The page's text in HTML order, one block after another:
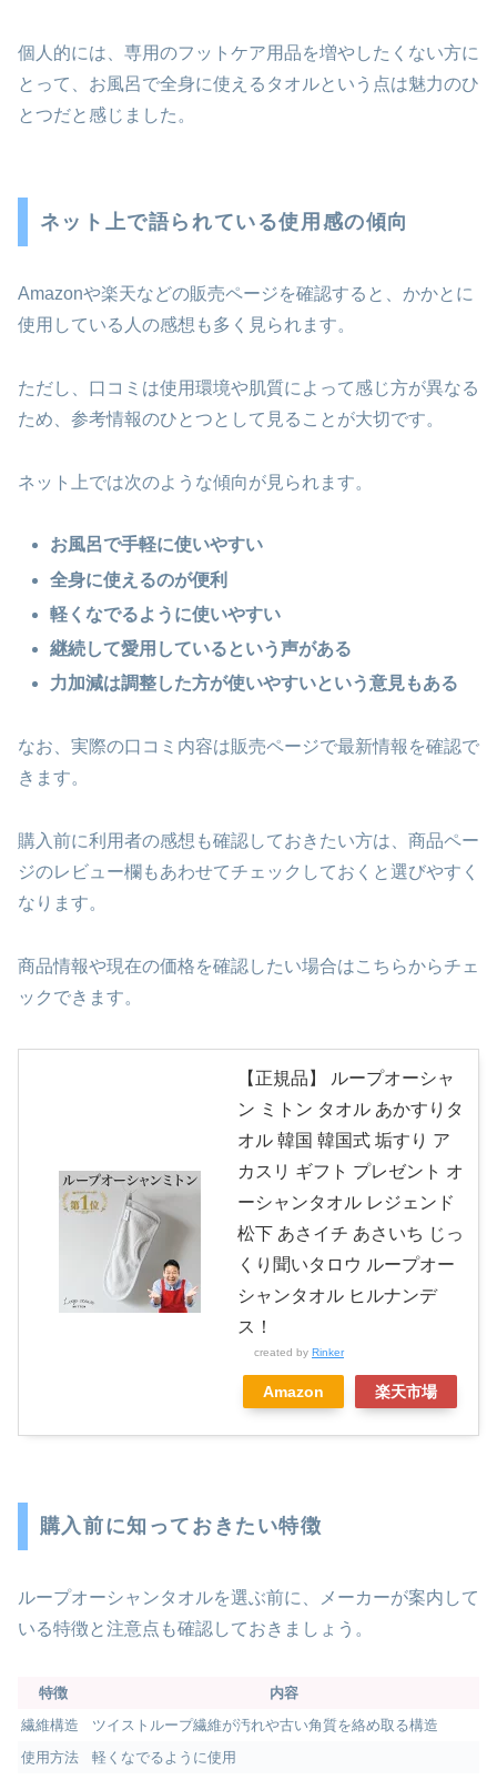
個人的には、専用のフットケア用品を増やしたくない方に
とって、お風呂で全身に使えるタオルという点は魅力のひ
とつだと感じました。
ネット上で語られている使用感の傾向
Amazonや楽天などの販売ページを確認すると、かかとに
使用している人の感想も多く見られます。
ただし、口コミは使用環境や肌質によって感じ方が異なる
ため、参考情報のひとつとして見ることが大切です。
ネット上では次のような傾向が見られます。
お風呂で手軽に使いやすい
全身に使えるのが便利
軽くなでるように使いやすい
継続して愛用しているという声がある
力加減は調整した方が使いやすいという意見もある
なお、実際の口コミ内容は販売ページで最新情報を確認で
きます。
購入前に利用者の感想も確認しておきたい方は、商品ペー
ジのレビュー欄もあわせてチェックしておくと選びやすく
なります。
商品情報や現在の価格を確認したい場合はこちらからチェ
ックできます。
【正規品】 ループオーシャ
ン ミトン タオル あかすりタ
オル 韓国 韓国式 垢すり ア
カスリ ギフト プレゼント オ
ーシャンタオル レジェンド
松下 あさイチ あさいち じっ
くり聞いタロウ ループオー
シャンタオル ヒルナンデ
ス！
created by Rinker
Amazon 楽天市場
購入前に知っておきたい特徴
ループオーシャンタオルを選ぶ前に、メーカーが案内して
いる特徴と注意点も確認しておきましょう。
特徴
内容
繊維構造
ツイストループ繊維が汚れや古い角質を絡め取る構造
使用方法
軽くなでるように使用